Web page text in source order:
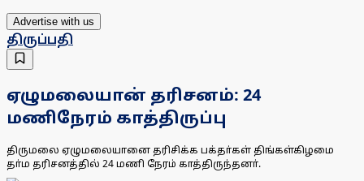
Advertise with us
திருப்பதி
ஏழுமலையான் தரிசனம்: 24
மணிநேரம் காத்திருப்பு
திருமலை ஏழுமலையானை தரிசிக்க பக்தா்கள் திங்கள்கிழமை
தா்ம தரிசனத்தில் 24 மணி நேரம் காத்திருந்தனா்.